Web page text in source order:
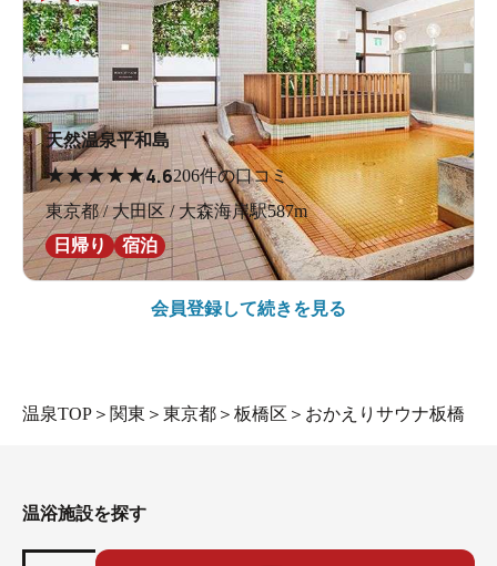
天然温泉平和島
★★★★★4.6206件の口コミ
東京都 / 大田区 / 大森海岸駅587m
日帰り
宿泊
会員登録して続きを見る
温泉TOP ＞ 関東 ＞ 東京都 ＞ 板橋区 ＞ おかえりサウナ板橋
温浴施設を探す